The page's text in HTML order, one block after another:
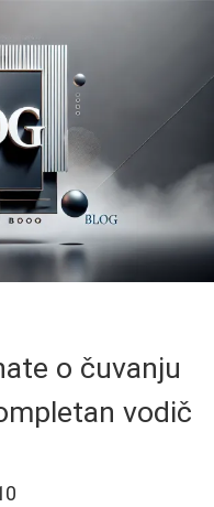
o čuvanju
vodič